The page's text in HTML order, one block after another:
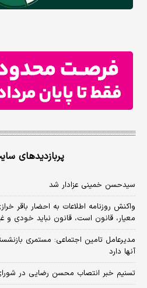
پربازدیدهای
سیدحسن خمینی عزادار شد
واکنش روزنامه اطلاعات به احضار باقر
معیار، قانون است، قانون نباید خودی و
مدیرعامل تامین اجتماعی: مستمری
آنها دارد
تسنیم خبر انتصاب محسن رضایی در